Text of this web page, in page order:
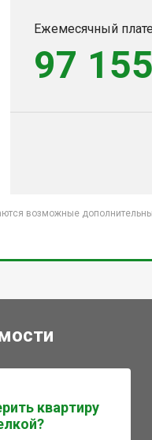
Ежемесячный
97
возможные
квартиру